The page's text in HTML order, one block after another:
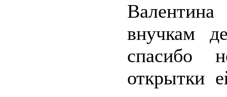
внучкам
спасибо
открытки